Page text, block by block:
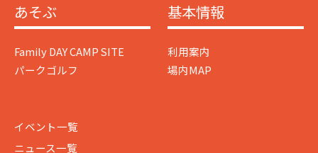
あそぶ
Family DAY CAMP SITE
パークゴルフ
基本情報
利用案内
場内MAP
イベント一覧
ニュース一覧